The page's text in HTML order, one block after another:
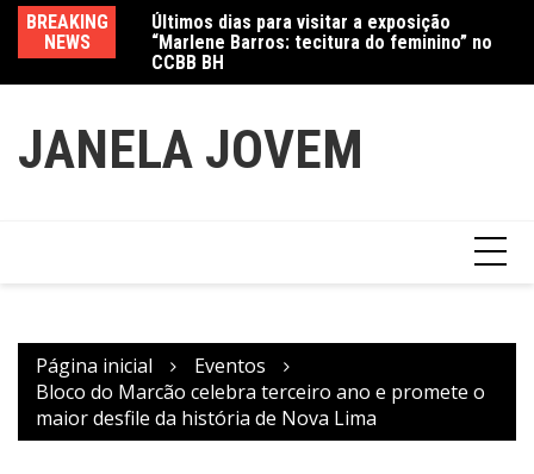
conteúdo
BREAKING
NEWS
“Marlene Barros: tecitura do feminino” no
CCBB BH
Amanda Mangili transforma beleza e
inclusão em conexão real nas redes
JANELA JOVEM
Página inicial
Eventos
Bloco do Marcão celebra terceiro ano e promete o
maior desfile da história de Nova Lima